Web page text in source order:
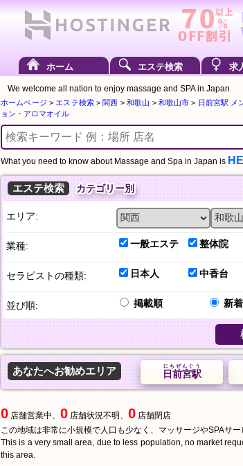
ホーム エステ検索 求
We welcome all nation to enjoy massage and SPA in Japan
ホームページ > エステ検索>関西 > 和歌山 > 和歌山市 > 日前宮駅 メ
ョン・アロマオイル
What you need to know about Massage and Spa in Japan is
エステ検索 カテゴリー別
エリア:
業種: 一般エステ 整体院
セラピストの種類: 日本人 中香台
並び順: 掲載順 新
あなたへお勧めエリア 日前宮駅
にちぜんぐう
0 店舗営業中、 0 店舗状況不明、 0 店舗閉店
この地域は非常に小規模で人口も少なく、マッサージやSPAサ
This is a very small area, due to less population, no market
this area.